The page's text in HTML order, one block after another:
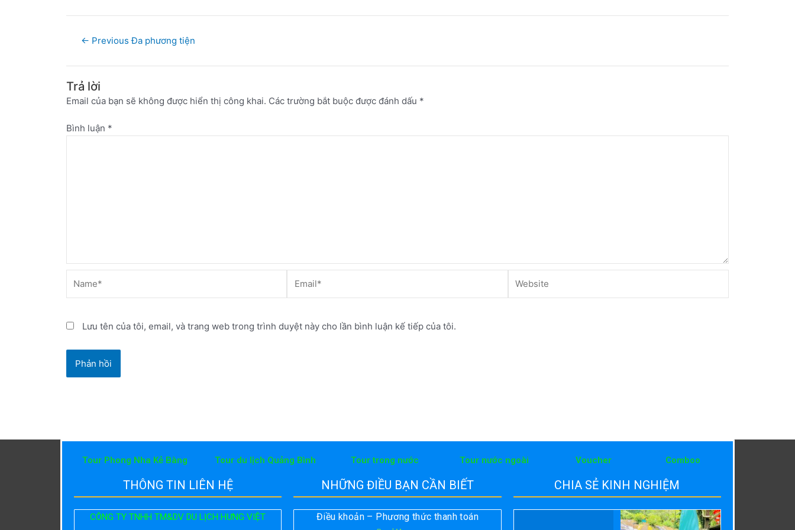
← Previous Đa phương tiện
Trả lời
Email của bạn sẽ không được hiển thị công khai. Các trường bắt buộc được đánh dấu *
Bình luận *
Lưu tên của tôi, email, và trang web trong trình duyệt này cho lần bình luận kế tiếp của tôi.
Tour Phong Nha Kẻ Bàng Tour du lịch Quảng Bình Tour trong nước Tour nước ngoài Voucher Comboo
THÔNG TIN LIÊN HỆ
CÔNG TY TNHH TM&DV DU LỊCH HƯNG VIỆT
NHỮNG ĐIỀU BẠN CẦN BIẾT
Điều khoản – Phương thức thanh toán
CHIA SẺ KINH NGHIỆM